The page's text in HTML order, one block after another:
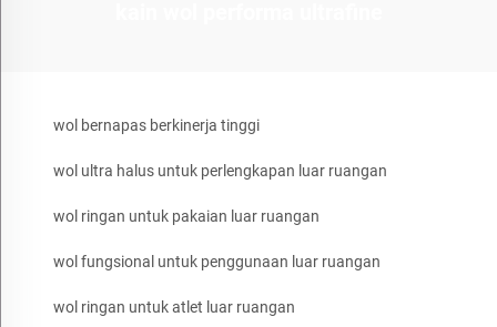
wol bernapas berkinerja tinggi
wol ultra halus untuk perlengkapan luar ruangan
wol ringan untuk pakaian luar ruangan
wol fungsional untuk penggunaan luar ruangan
wol ringan untuk atlet luar ruangan